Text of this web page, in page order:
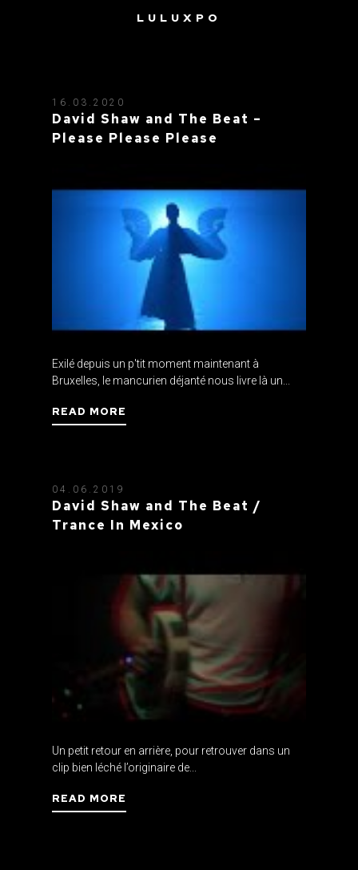
LULUXPO
16.03.2020
David Shaw and The Beat –
Please Please Please
Exilé depuis un p'tit moment maintenant à
Bruxelles, le mancurien déjanté nous livre là un...
READ MORE
04.06.2019
David Shaw and The Beat /
Trance In Mexico
Un petit retour en arrière, pour retrouver dans un
clip bien léché l’originaire de...
READ MORE